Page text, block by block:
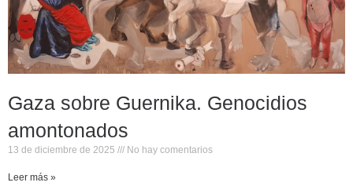
Gaza sobre Guernika. Genocidios
amontonados
13 de diciembre de 2025 No hay comentarios
Leer más »